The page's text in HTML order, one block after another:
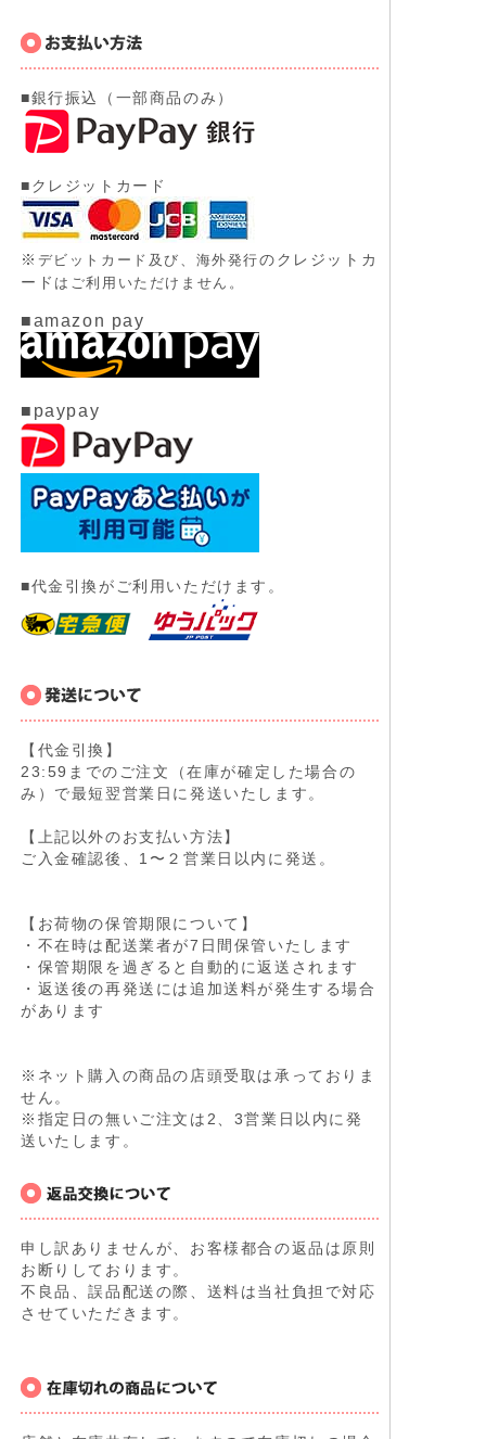
■銀行振込（一部商品のみ）
■クレジットカード
※ デビットカード及び、 海外発行のクレジットカ
ード はご利用いただけません。
■amazon pay
■paypay
■代金引換がご利用いただけます。
【代金引換】
23:59までのご注文（在庫が確定した場合の
み）で最短翌営業日に発送いたします。
【上記以外のお支払い方法】
ご入金確認後、1〜２営業日以内に発送。
【お荷物の保管期限について】
・不在時は配送業者が7日間保管いたします
・保管期限を過ぎると自動的に返送されます
・返送後の再発送には追加送料が発生する場合
があります
※ネット購入の商品の店頭受取は承っておりま
せん。
※指定日の無いご注文は2、3営業日以内に発
送いたします。
申し訳ありませんが、お客様都合の返品は原則
お断りしております。
不良品、誤品配送の際、送料は当社負担で対応
させていただきます。